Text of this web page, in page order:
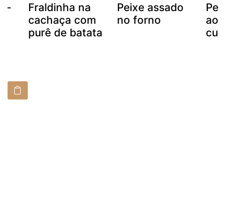
-
Fraldinha na
cachaça com
purê de batata
Peixe assado
no forno
ao